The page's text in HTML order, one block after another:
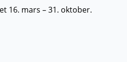
16. mars – 31. oktober.